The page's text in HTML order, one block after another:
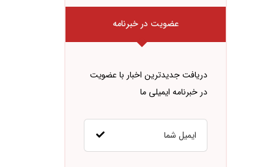
عضویت در خبرنامه
دریافت جدیدترین اخبار با عضویت
در خبرنامه ایمیلی ما